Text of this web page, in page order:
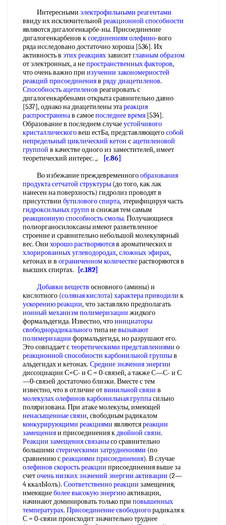
Интересными электрофильными реагентами
ввиду их исключительной реакционной способности
являются дигалогенкарбе-ны. Присоединение
дигалогенкарбенов ксоединениям олефино-вого
ряда исследовано достаточно хороша [536]. Их
активность в этих реакцияхзависитглавным образом
от электронных, а непространственных факторов,
что очень важно при изучении закономерностей
реакций присоединенияв ряду диацетиленов.
Способность ацетиленов реагировать с
дигалогенкарбенами открыта сравнительно давно
[537], однако на диацетилены этареакция
распространенав самоепоследнее время [534].
Образование в последнем случаеустойчивого
кристаллическоговеш естБа, представляющегособой
непредельный циклический кетон сацетиленовой
группой в качестве одного из заместителей, имеет
теоретический интерес. ,.
[c.86]
Во избежание преждевременногообразования
продуктасетчатой структуры (до того, как лак
нанесен на поверхность) гидролиз проводят в
присутствии бутилового спирта, этерифицируя часть
гидроксильных групп и снижая тем самым
реакционную способность смолы. Получающиеся
полиорганосилоксаны имеют разветвленное
строение и сравнительно небольшой молекулярный
вес. Они хорошо растворяютсяв ароматических и
хлорированных углеводородах,сложных эфирах,
кетонах и в ограниченном количестверастворяются в
высших спиртах.
[c.182]
Добавки веществ основного (амины) и
кислотного (соляная кислота) характера приводили к
ускорению реакции, что заставляло предполагать
ионный механизм полимеризации жидкого
формальдегида. Известно, чтоинициаторы
свободнорадикальноготипа невызывают
полимеризации формальдегида, но разрушают его.
Это совпадает стеоретическими представлениями о
реакционной способности карбонильной группыв
альдегидах и кетонах. Средние значения энергии
диссоциации С=С- и С = 0-связей, а также С—С- и С
—0-связей достаточно близки. Вместе с тем
известно, что в отличие отвинильной связи в
молекулах олефинов карбонильная группасильно
поляризована. При атаке молекулы, имеющей
ненасыщенные связи, свободным радикалом
конкурирующими реакциями являютсяреакции
замещенияи присоединения кдвойной связи.
Реакции замещения связанысо сравнительно
большими стерическими затруднениями (по
сравнению среакциями присоединения). В случае
олефинов скорость реакции присоединения выше за
счеточень низкихзначений энергии активации (2—
4 ккалЫолъ). Соответственно реакции замещения,
имеющиеболее высокую энергиюактивации,
начинают доминировать только при повышенных
температурах. Присоединение свободногорадикаля к
С = 0-связи происходит значительно труднее